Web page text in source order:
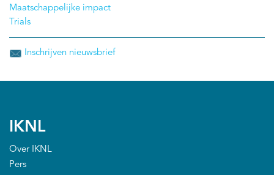
Maatschappelijke impact
Trials
Inschrijven nieuwsbrief
IKNL
Over IKNL
Pers